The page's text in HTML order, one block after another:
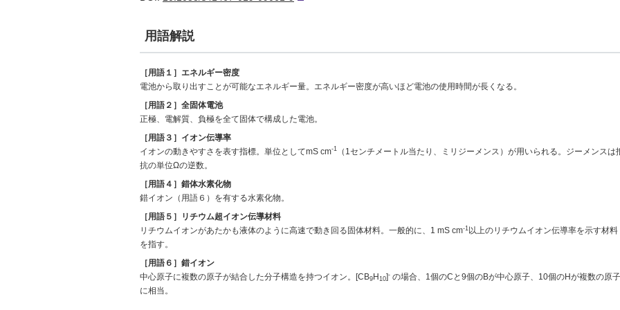
用語解説
［用語１］エネルギー密度
電池から取り出すことが可能なエネルギー量。エネルギー密度が高いほど電池の使用時間が長くなる。
［用語２］全固体電池
正極、電解質、負極を全て固体で構成した電池。
［用語３］イオン伝導率
イオンの動きやすさを表す指標。単位としてmS cm-1
（1センチメートル当たり、ミリジーメンス）が用いられる。ジーメンスは
抗の単位Ωの逆数。
［用語４］錯体水素化物
錯イオン（用語６）を有する水素化物。
［用語５］リチウム超イオン伝導材料
リチウムイオンがあたかも液体のように高速で動き回る固体材料。一般的に、1 mS cm-1 以上のリチウムイオン伝導率を示す材料
を指す。
［用語６］錯イオン
中心原子に複数の原子が結合した分子構造を持つイオン。[CB9 H 10]- の場合、1個のCと9個のBが中心原子、10個のHが複数の原子
に相当。